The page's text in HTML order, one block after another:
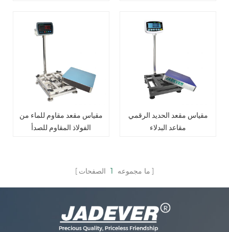
مقياس مقعد مقاوم للماء من
الفولاذ المقاوم للصدأ
مقياس مقعد الحديد الرقمي
مقاعد البدلاء
ما مجموعه 1 الصفحات